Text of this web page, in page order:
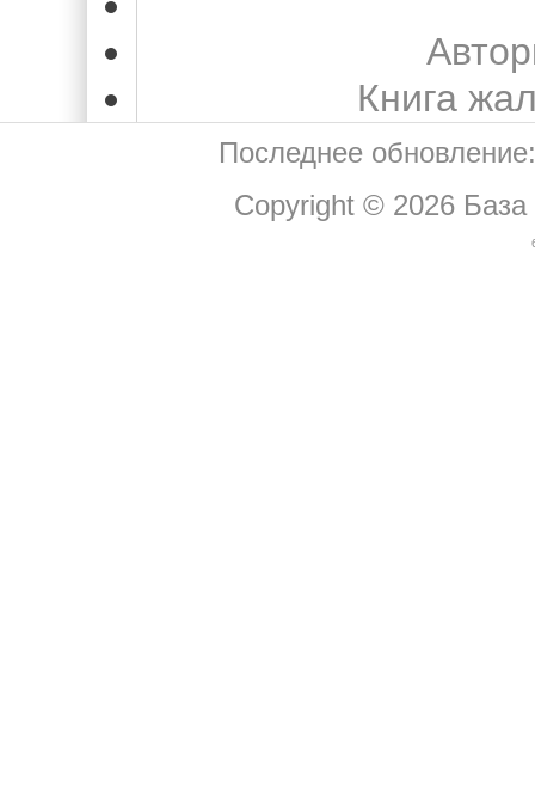
Книга
Последнее
Copyright © 2026 База